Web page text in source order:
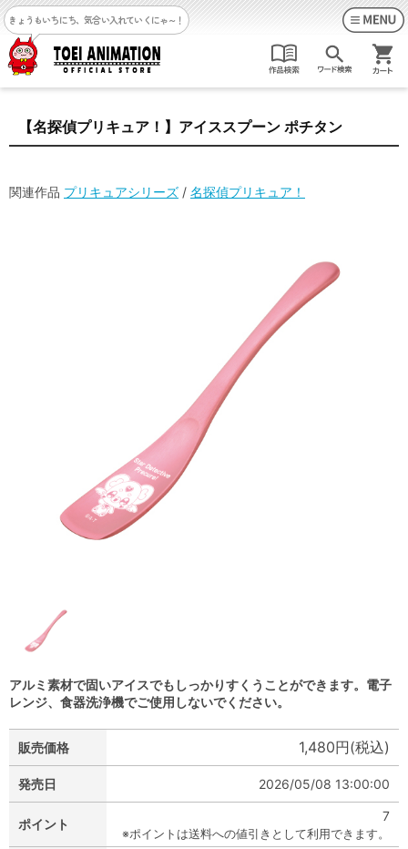
きょうもいちにち、気合い入れていくにゃ～！
【名探偵プリキュア！】アイススプーン ポチタン
関連作品 プリキュアシリーズ / 名探偵プリキュア！
アルミ素材で固いアイスでもしっかりすくうことができます。電子
レンジ、食器洗浄機でご使用しないでください。
販売価格 1,480円(税込)
発売日 2026/05/08 13:00:00
ポイント
7
※ポイントは送料への値引きとして利用できます。